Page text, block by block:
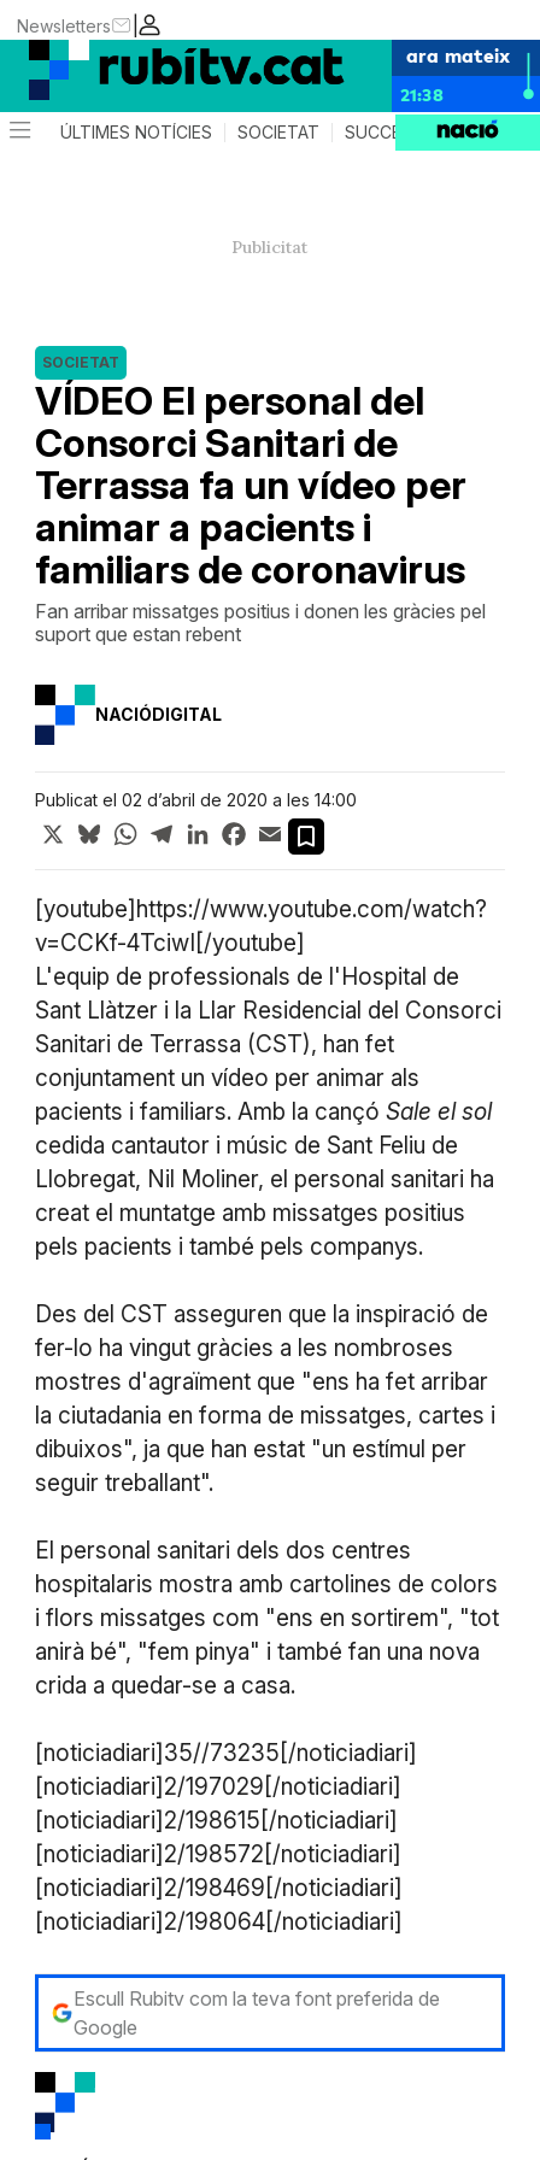
|
Newsletters
ara mateix
21:38
ÚLTIMES NOTÍCIES SOCIETAT SUCCESSOS
VÍDEO El personal del
Consorci Sanitari de
Terrassa fa un vídeo per
animar a pacients i
familiars de coronavirus
SOCIETAT
Fan arribar missatges positius i donen les gràcies pel
suport que estan rebent
NACIÓDIGITAL
Publicat el 02 d’abril de 2020 a les 14:00
X BlueskyWhatsApp
TelegramLinkedInFacebook
Email
[youtube]https://www.youtube.com/watch?
v=CCKf-4TciwI[/youtube]
L'equip de professionals de l'Hospital de
Sant Llàtzer i la Llar Residencial del Consorci
Sanitari de Terrassa (CST), han fet
conjuntament un vídeo per animar als
pacients i familiars. Amb la cançó Sale el sol
cedida cantautor i músic de Sant Feliu de
Llobregat, Nil Moliner, el personal sanitari ha
creat el muntatge amb missatges positius
pels pacients i també pels companys.
Des del CST asseguren que la inspiració de
fer-lo ha vingut gràcies a les nombroses
mostres d'agraïment que "ens ha fet arribar
la ciutadania en forma de missatges, cartes i
dibuixos", ja que han estat "un estímul per
seguir treballant".
El personal sanitari dels dos centres
hospitalaris mostra amb cartolines de colors
i flors missatges com "ens en sortirem", "tot
anirà bé", "fem pinya" i també fan una nova
crida a quedar-se a casa.
[noticiadiari]35//73235[/noticiadiari]
[noticiadiari]2/197029[/noticiadiari]
[noticiadiari]2/198615[/noticiadiari]
​[noticiadiari]2/198572[/noticiadiari]
[noticiadiari]2/198469[/noticiadiari]
[noticiadiari]2/198064[/noticiadiari]
Escull Rubitv com la teva font preferida de
Google